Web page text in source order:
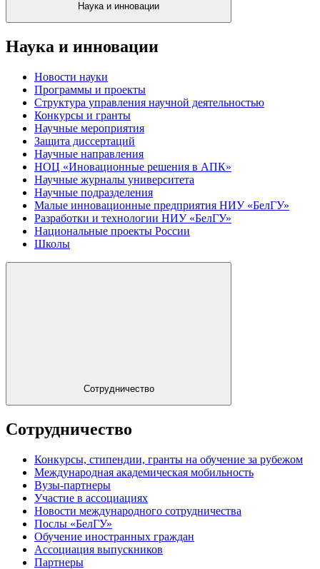
Наука и инновации
Наука и инновации
Новости науки
Программы и проекты
Структура управления научной деятельностью
Конкурсы и гранты
Научные мероприятия
Защита диссертаций
Научные направления
НОЦ «Иновационные решения в АПК»
Научные журналы университета
Научные подразделения
Малые инновационные предприятия НИУ «БелГУ»
Разработки и технологии НИУ «БелГУ»
Национальные проекты России
Школы
Сотрудничество
Сотрудничество
Конкурсы, стипендии, гранты на обучение за рубежом
Международная академическая мобильность
Вузы-партнеры
Участие в ассоциациях
Новости международного сотрудничества
Послы «БелГУ»
Обучение иностранных граждан
Ассоциация выпускников
Партнеры